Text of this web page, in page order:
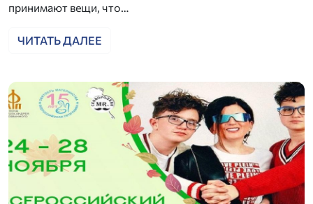
принимают вещи, что…
ЧИТАТЬ ДАЛЕЕ